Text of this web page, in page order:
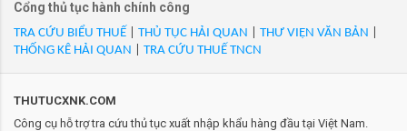
Nhãn hiệu KISS, mã ILK06, Mới 100%, (36 mi + 1 nhíp)/
hộp)/VN/XK
- Mã Hs 67041900: ILK06/2601/Lông mi giả bằng sợi tổng hợp,
Nhãn hiệu KISS, mã ILK06, Mới 100%, (36 mi + 1 nhíp)/
hộp)/VN/XK
- Mã Hs 67041900: ILP01/2512/Lông mi giả bằng sợi tổng hợp,
Cổng thủ tục hành chính công
TRA CỨU BIỂU THUẾ THỦ TỤC HẢI QUAN THƯ VIỆN VĂN BẢN
THỐNG KÊ HẢI QUAN
TRA CỨU THUẾ TNCN
THUTUCXNK.COM
Công cụ hỗ trợ tra cứu thủ tục xuất nhập khẩu hàng đầu tại Việt Nam.